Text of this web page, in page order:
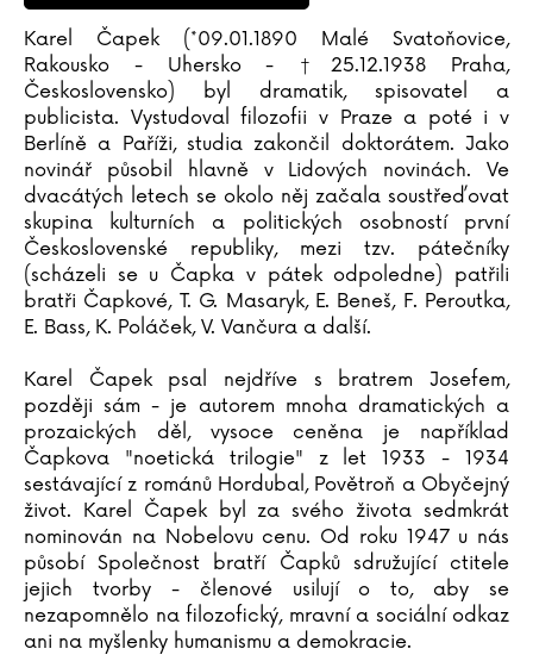
Karel Čapek (*09.01.1890 Malé Svatoňovice,
Rakousko - Uhersko - †25.12.1938 Praha,
Československo) byl dramatik, spisovatel a
publicista. Vystudoval filozofii v Praze a poté i v
Berlíně a Paříži, studia zakončil doktorátem. Jako
novinář působil hlavně v Lidových novinách. Ve
dvacátých letech se okolo něj začala soustřeďovat
skupina kulturních a politických osobností první
Československé republiky, mezi tzv. pátečníky
(scházeli se u Čapka v pátek odpoledne) patřili
bratři Čapkové, T. G. Masaryk, E. Beneš, F. Peroutka,
E. Bass, K. Poláček, V. Vančura a další.
Karel Čapek psal nejdříve s bratrem Josefem,
později sám - je autorem mnoha dramatických a
prozaických děl, vysoce ceněna je například
Čapkova "noetická trilogie" z let 1933 - 1934
sestávající z románů Hordubal, Povětroň a Obyčejný
život. Karel Čapek byl za svého života sedmkrát
nominován na Nobelovu cenu. Od roku 1947 u nás
působí Společnost bratří Čapků sdružující ctitele
jejich tvorby - členové usilují o to, aby se
nezapomnělo na filozofický, mravní a sociální odkaz
ani na myšlenky humanismu a demokracie.